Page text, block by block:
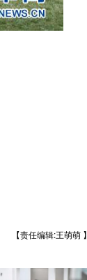
【责任编辑:王萌萌 】